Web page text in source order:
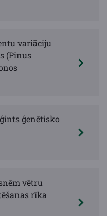
variāciju
(Pinus
ģenētisko
vētru
rīka